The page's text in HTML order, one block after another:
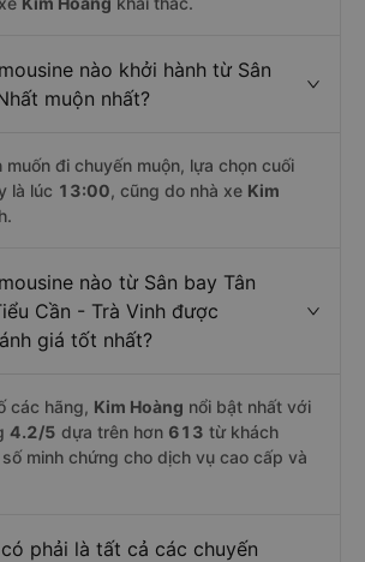
nào khởi hành từ Sân
muộn nhất?
muốn đi chuyến muộn, lựa chọn cuối
là lúc 13:00, cũng do nhà xe Kim
nào từ Sân bay Tân
Cần - Trà Vinh được
giá tốt nhất?
các hãng, Kim Hoàng nổi bật nhất với
4.2/5 dựa trên hơn 613 từ khách
minh chứng cho dịch vụ cao cấp và
phải là tất cả các chuyến